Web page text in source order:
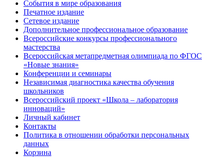
События в мире образования
Печатное издание
Сетевое издание
Дополнительное профессиональное образование
Всероссийские конкурсы профессионального
мастерства
Всероссийская метапредметная олимпиада по ФГОС
«Новые знания»
Конференции и семинары
Независимая диагностика качества обучения
школьников
Всероссийский проект «Школа – лаборатория
инноваций»
Личный кабинет
Контакты
Политика в отношении обработки персональных
данных
Корзина